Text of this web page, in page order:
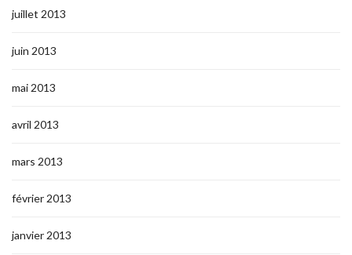
juillet 2013
juin 2013
mai 2013
avril 2013
mars 2013
février 2013
janvier 2013